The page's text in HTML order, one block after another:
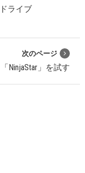
ライブ
次のページ
NinjaStar」を試す